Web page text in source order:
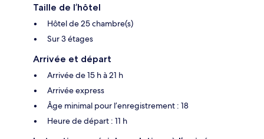
Taille de l’hôtel
Hôtel de 25 chambre(s)
Sur 3 étages
Arrivée et départ
Arrivée de 15 h à 21 h
Arrivée express
Âge minimal pour l’enregistrement : 18
Heure de départ : 11 h